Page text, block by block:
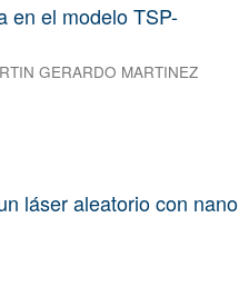
en el modelo TSP-
GERARDO MARTINEZ
láser aleatorio con nano